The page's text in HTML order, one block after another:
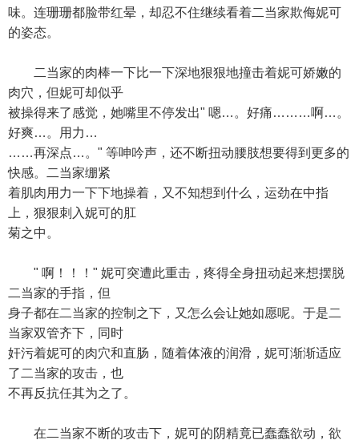
味。连珊珊都脸带红晕，却忍不住继续看着二当家欺侮妮可
的姿态。
二当家的肉棒一下比一下深地狠狠地撞击着妮可娇嫩的
肉穴，但妮可却似乎
被操得来了感觉，她嘴里不停发出" 嗯…。好痛………啊…。
好爽…。用力…
……再深点…。" 等呻吟声，还不断扭动腰肢想要得到更多的
快感。二当家绷紧
着肌肉用力一下下地操着，又不知想到什么，运劲在中指
上，狠狠刺入妮可的肛
菊之中。
" 啊！！！" 妮可突遭此重击，疼得全身扭动起来想摆脱
二当家的手指，但
身子都在二当家的控制之下，又怎么会让她如愿呢。于是二
当家双管齐下，同时
奸污着妮可的肉穴和直肠，随着体液的润滑，妮可渐渐适应
了二当家的攻击，也
不再反抗任其为之了。
在二当家不断的攻击下，妮可的阴精竟已蠢蠢欲动，欲